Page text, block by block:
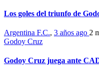
Los goles del triunfo de
Argentina F.C., 3 años ago 2
Godoy Cruz
Godoy Cruz juega ante